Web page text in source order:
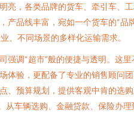
亮，各类品牌的货车、牵引车、
产品线丰富，宛如一个货车的“品
、不同场景的多样化运输需求。
强调“超市”般的便捷与透明。这里
体验，更配备了专业的销售顾问团
、预算规划，提供客观中肯的选
从车辆选购、金融贷款、保险办理